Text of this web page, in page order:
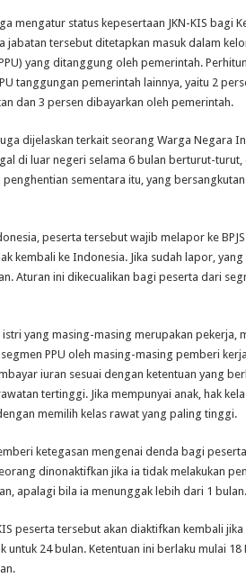
mengatur status kepesertaan JKN-KIS bagi
jabatan tersebut ditetapkan masuk dalam
yang ditanggung oleh pemerintah.
tanggungan pemerintah lainnya, yaitu 2
dan 3 persen dibayarkan oleh pemerintah.
dijelaskan terkait seorang Warga Negara
di luar negeri selama 6 bulan berturut-
penghentian sementara itu, yang
peserta tersebut wajib melapor ke
kembali ke Indonesia. Jika sudah lapor,
Aturan ini dikecualikan bagi peserta dari
istri yang masing-masing merupakan pekerja,
PPU oleh masing-masing pemberi
iuran sesuai dengan ketentuan yang
tertinggi. Jika mempunyai anak, hak
memilih kelas rawat yang paling tinggi.
ketegasan mengenai denda bagi
dinonaktifkan jika ia tidak melakukan
apalagi bila ia menunggak lebih dari 1 bulan.
peserta tersebut akan diaktifkan kembali
untuk 24 bulan. Ketentuan ini berlaku mulai 18